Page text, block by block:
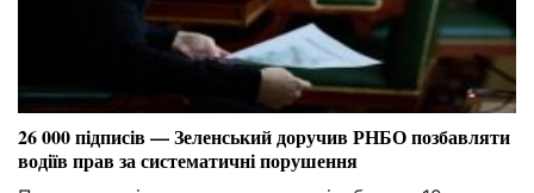
26 000 підписів — Зеленський доручив РНБО позбавляти
водіїв прав за систематичні порушення